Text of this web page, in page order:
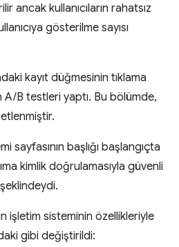
ancak kullanıcıların rahatsız
gösterilme sayısı
kayıt düğmesinin tıklama
A/B testleri yaptı. Bu bölümde,
sayfasının başlığı başlangıçta
kimlik doğrulamasıyla güvenli
işletim sisteminin özellikleriyle
gibi değiştirildi: